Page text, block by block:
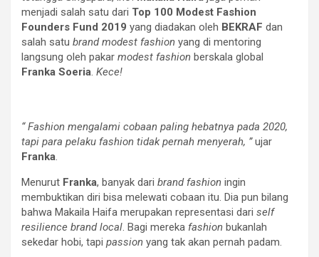
menjadi salah satu dari Top 100 Modest Fashion
Founders Fund 2019 yang diadakan oleh BEKRAF dan
salah satu brand modest fashion yang di mentoring
langsung oleh pakar modest fashion berskala global
Franka Soeria. Kece!
“ Fashion mengalami cobaan paling hebatnya pada 2020,
tapi para pelaku fashion tidak pernah menyerah, ”ujar
Franka.
Menurut Franka, banyak dari brand fashion ingin
membuktikan diri bisa melewati cobaan itu. Dia pun bilang
bahwa Makaila Haifa merupakan representasi dari self
resilience brand local. Bagi mereka fashion bukanlah
sekedar hobi, tapi passion yang tak akan pernah padam.